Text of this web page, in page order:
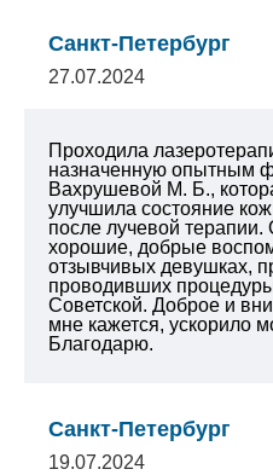
Санкт-Петербург
27.07.2024
Проходила
назначенную опытным
Вахрушевой М. Б.,
улучшила состояние
после лучевой
хорошие, добрые
отзывчивых девушках,
проводивших
Советской. Доброе и
мне кажется, ускорило
Благодарю.
Санкт-Петербург
19.07.2024